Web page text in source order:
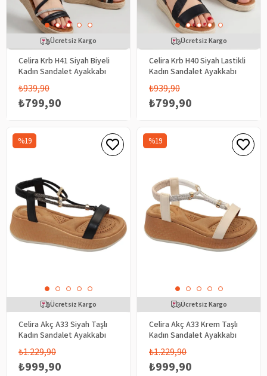
Celira Krb H41 Siyah Biyeli
Kadın Sandalet Ayakkabı
₺799,90
₺939,90
Ücretsiz Kargo
Celira Krb H40 Siyah Lastikli
Kadın Sandalet Ayakkabı
₺799,90
₺939,90
Ücretsiz Kargo
Celira Akç A33 Siyah Taşlı
Kadın Sandalet Ayakkabı
₺999,90
₺1.229,90
%19
Ücretsiz Kargo
Celira Akç A33 Krem Taşlı
Kadın Sandalet Ayakkabı
₺999,90
₺1.229,90
%19
Ücretsiz Kargo